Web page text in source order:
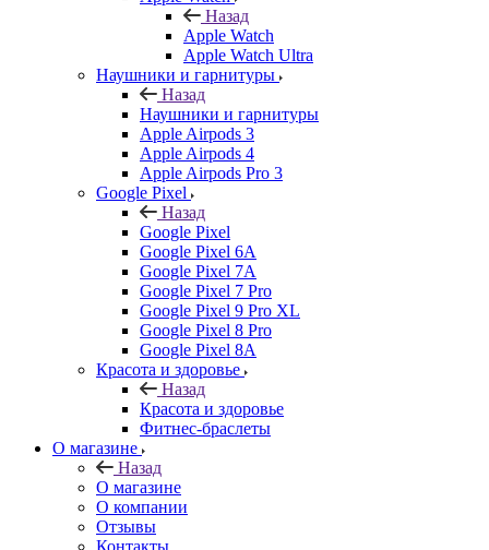
Назад
Apple Watch
Apple Watch Ultra
Наушники и гарнитуры
Назад
Наушники и гарнитуры
Apple Airpods 3
Apple Airpods 4
Apple Airpods Pro 3
Google Pixel
Назад
Google Pixel
Google Pixel 6A
Google Pixel 7А
Google Pixel 7 Pro
Google Pixel 9 Pro XL
Google Pixel 8 Pro
Google Pixel 8A
Красота и здоровье
Назад
Красота и здоровье
Фитнес-браслеты
О магазине
Назад
О магазине
О компании
Отзывы
Контакты